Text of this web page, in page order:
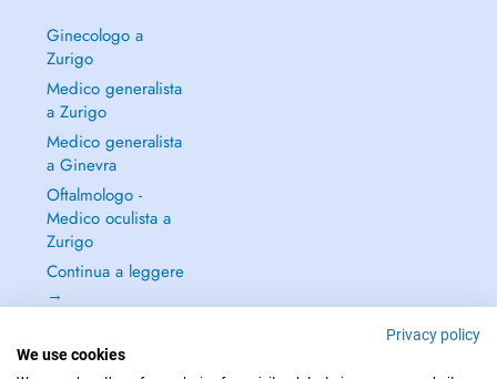
Ginecologo a
Zurigo
Medico generalista
a Zurigo
Medico generalista
a Ginevra
Oftalmologo -
Medico oculista a
Zurigo
Continua a leggere
→
Privacy policy
We use cookies